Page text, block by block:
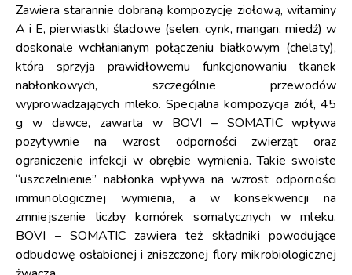
Zawiera starannie dobraną kompozycję ziołową, witaminy
A i E, pierwiastki śladowe (selen, cynk, mangan, miedź) w
doskonale wchłanianym połączeniu białkowym (chelaty),
która sprzyja prawidłowemu funkcjonowaniu tkanek
nabłonkowych, szczególnie przewodów
wyprowadzających mleko. Specjalna kompozycja ziół, 45
g w dawce, zawarta w BOVI – SOMATIC wpływa
pozytywnie na wzrost odporności zwierząt oraz
ograniczenie infekcji w obrębie wymienia. Takie swoiste
“uszczelnienie” nabłonka wpływa na wzrost odporności
immunologicznej wymienia, a w konsekwencji na
zmniejszenie liczby komórek somatycznych w mleku.
BOVI – SOMATIC zawiera też składniki powodujące
odbudowę osłabionej i zniszczonej flory mikrobiologicznej